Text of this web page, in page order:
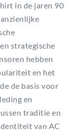
in de jaren 90
strategische
hebben
en het
de basis voor
en
traditie en
van AC